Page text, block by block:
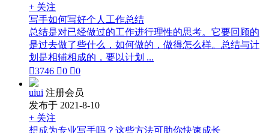
+ 关注
写手如何写好个人工作总结
总结是对已经做过的工作进行理性的思考。它要回顾的
是过去做了些什么，如何做的，做得怎么样。总结与计
划是相辅相成的，要以计划 ...
3746 0 0
uiui 注册会员
发布于 2021-8-10
+ 关注
想成为专业写手吗？这些方法可助你快速成长